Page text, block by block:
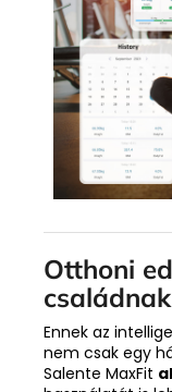
Otthoni
családnak
Ennek az
nem csak egy
Salente MaxFit